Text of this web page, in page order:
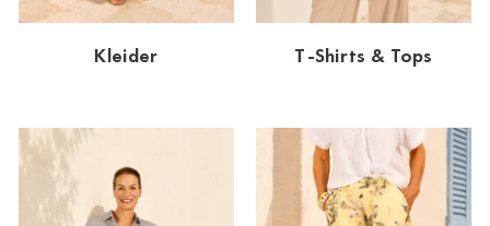
Dornbirn
Dortmund-Hombruch
Essen
HH-AEZ
Kleider T-Shirts & Tops